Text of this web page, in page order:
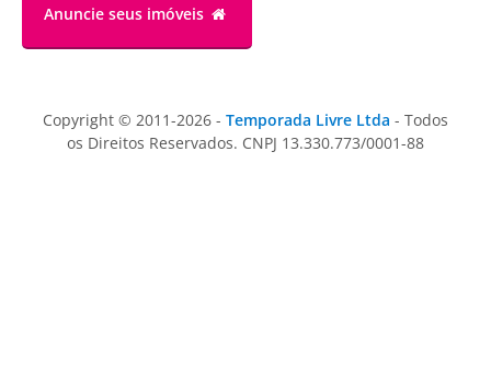
Anuncie seus imóveis
Copyright © 2011-2026 - Temporada Livre Ltda - Todos
os Direitos Reservados. CNPJ 13.330.773/0001-88